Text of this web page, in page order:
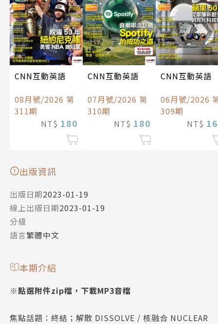
CNN互動英語
08月號/2026 第
311期
NT$ 180
CNN互動英語
07月號/2026 第
310期
NT$ 180
CNN互動英語
06月號/2026
309期
NT$
出版資訊
出版日期2023-01-19
線上出版日期2023-01-19
分級
語言繁體中文
本期介紹
※點選附件zip檔，下載MP3音檔
焦點話題：終結；解散 DISSOLVE / 核融合 NUCLEAR